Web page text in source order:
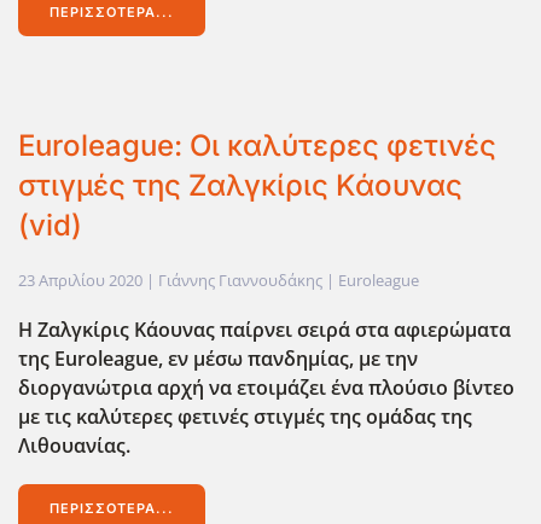
ΠΕΡΙΣΣΌΤΕΡΑ...
Euroleague: Οι καλύτερες φετινές
στιγμές της Ζαλγκίρις Κάουνας
(vid)
23 Απριλίου 2020 | Γιάννης Γιαννουδάκης | Euroleague
Η Ζαλγκίρις Κάουνας παίρνει σειρά στα αφιερώματα
της Euroleague,εν μέσω πανδημίας, με την
διοργανώτρια αρχή να ετοιμάζει ένα πλούσιο βίντεο
με τις καλύτερες φετινές στιγμές της ομάδας της
Λιθουανίας.
ΠΕΡΙΣΣΌΤΕΡΑ...